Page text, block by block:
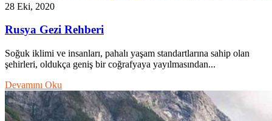
28 Eki, 2020
Rusya Gezi Rehberi
Soğuk iklimi ve insanları, pahalı yaşam standartlarına sahip olan
şehirleri, oldukça geniş bir coğrafyaya yayılmasından...
Devamını Oku